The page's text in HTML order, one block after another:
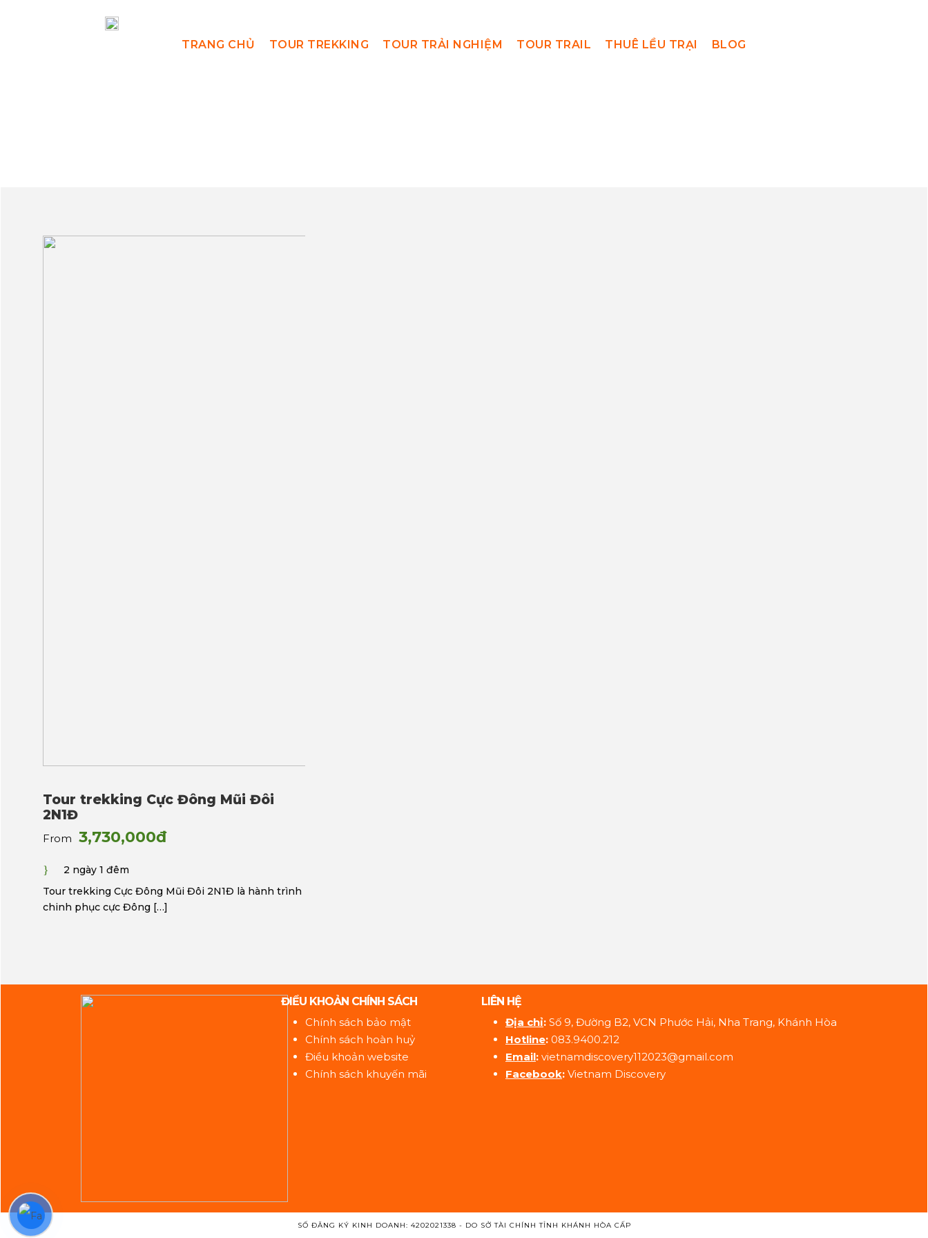
TRANG CHỦ TOUR TREKKING TOUR TRẢI NGHIỆM TOUR TRAIL THUÊ LỀU TRẠI BLOG
Tour trekking Cực Đông Mũi Đôi
2N1Đ
From 3,730,000đ
2 ngày 1 đêm
Tour trekking Cực Đông Mũi Đôi 2N1Đ là hành trình
chinh phục cực Đông […]
ĐIỀU KHOẢN CHÍNH SÁCH
Chính sách bảo mật
Chính sách hoàn huỷ
Điều khoản website
Chính sách khuyến mãi
LIÊN HỆ
Địa chỉ: Số 9, Đường B2, VCN Phước Hải, Nha Trang, Khánh Hòa
Hotline: 083.9400.212
Email: vietnamdiscovery112023@gmail.com
Facebook: Vietnam Discovery
SỐ ĐĂNG KÝ KINH DOANH: 4202021338 - DO SỞ TÀI CHÍNH TỈNH KHÁNH HÒA CẤP